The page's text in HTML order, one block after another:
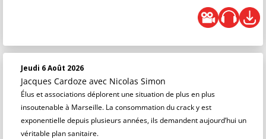
Jeudi 6 Août 2026
Jacques Cardoze avec Nicolas Simon
Élus et associations déplorent une situation de plus en plus
insoutenable à Marseille. La consommation du crack y est
exponentielle depuis plusieurs années, ils demandent aujourd’hui un
véritable plan sanitaire.